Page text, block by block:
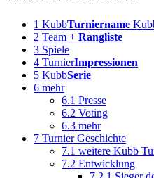
1 KubbTurniername
2 Team + Rangliste
3 Spiele
4 TurnierImpressionen
5 KubbSerie
6 mehr
6.1 Presse
6.2 Voting
6.3 mehr
7 Turnier Geschichte
7.1 weitere Kubb
7.2 Entwicklung